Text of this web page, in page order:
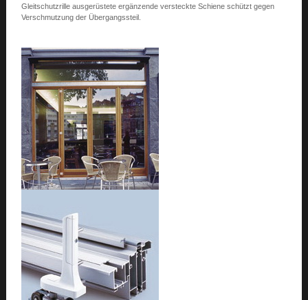
Gleitschutzrille ausgerüstete ergänzende versteckte Schiene schützt gegen
Verschmutzung der Übergangssteil.